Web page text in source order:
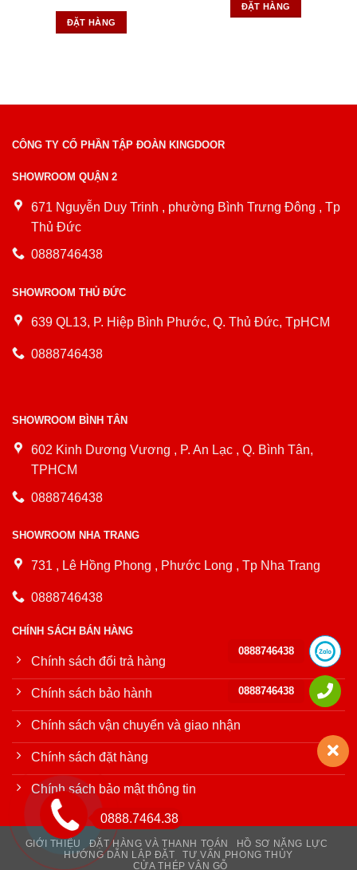
ĐẶT HÀNG
ĐẶT HÀNG
CÔNG TY CỔ PHẦN TẬP ĐOÀN KINGDOOR
SHOWROOM QUẬN 2
671 Nguyễn Duy Trinh , phường Bình Trưng Đông , Tp
Thủ Đức
0888746438
SHOWROOM THỦ ĐỨC
639 QL13, P. Hiệp Bình Phước, Q. Thủ Đức, TpHCM
0888746438
SHOWROOM BÌNH TÂN
602 Kinh Dương Vương , P. An Lạc , Q. Bình Tân,
TPHCM
0888746438
SHOWROOM NHA TRANG
731 , Lê Hồng Phong , Phước Long , Tp Nha Trang
0888746438
CHÍNH SÁCH BÁN HÀNG
Chính sách đổi trả hàng
Chính sách bảo hành
Chính sách vận chuyển và giao nhận
Chính sách đặt hàng
Chính sách bảo mật thông tin
GIỚI THIỆU ĐẶT HÀNG VÀ THANH TOÁN
HỒ SƠ NĂNG LỰC
HƯỚNG DẪN LẮP ĐẶT
TƯ VẤN PHONG THỦY
CỬA THÉP VÂN GỖ
0888.7464.38
0888746438
0888746438